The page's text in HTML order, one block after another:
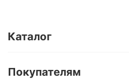
Каталог
Кварц-винил и LVT-плитка
Покупателям